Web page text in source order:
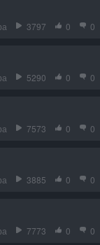
3797 0 0
5290 0 0
7573 0 0
3885 0 0
7773 0 0